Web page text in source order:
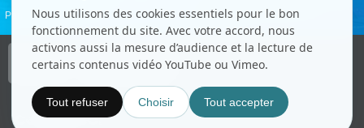
Paramètres cookies
Copyright © CC.Comunication
Tous droits réservés
Nous utilisons des cookies essentiels pour le bon
fonctionnement du site. Avec votre accord, nous
activons aussi la mesure d’audience et la lecture de
certains contenus vidéo YouTube ou Vimeo.
Tout refuser Choisir Tout accepter